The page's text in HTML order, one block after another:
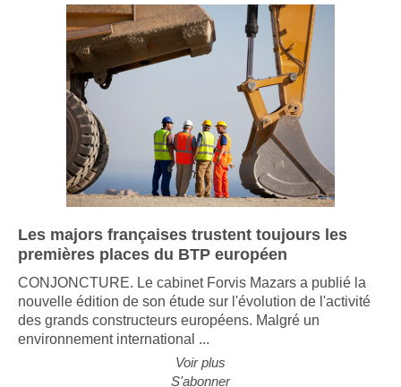
Les majors françaises trustent toujours les
premières places du BTP européen
CONJONCTURE. Le cabinet Forvis Mazars a publié la
nouvelle édition de son étude sur l'évolution de l'activité
des grands constructeurs européens. Malgré un
Voir plus